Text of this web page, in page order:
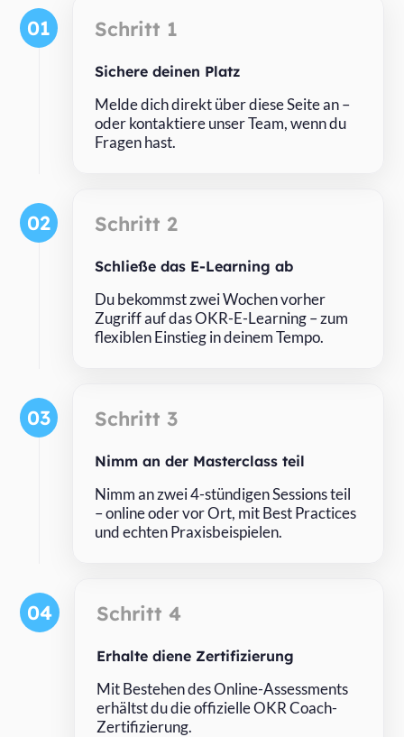
01 Schritt 1
Sichere deinen Platz
Melde dich direkt über diese Seite an –
oder kontaktiere unser Team, wenn du
Fragen hast.
02 Schritt 2
Schließe das E-Learning ab
Du bekommst zwei Wochen vorher
Zugriff auf das OKR-E-Learning – zum
flexiblen Einstieg in deinem Tempo.
03 Schritt 3
Nimm an der Masterclass teil
Nimm an zwei 4-stündigen Sessions teil
– online oder vor Ort, mit Best Practices
und echten Praxisbeispielen.
04 Schritt 4
Erhalte diene Zertifizierung
Mit Bestehen des Online-Assessments
erhältst du die offizielle OKR Coach-
Zertifizierung.